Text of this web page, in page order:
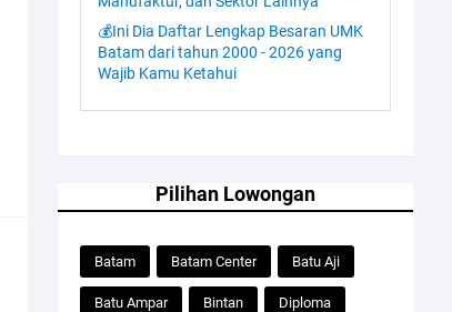
💰Ini Dia Daftar Lengkap Besaran UMK
Batam dari tahun 2000 - 2026 yang
Wajib Kamu Ketahui
Pilihan Lowongan
Batam Batam Center Batu Aji
Batu Ampar Bintan Diploma